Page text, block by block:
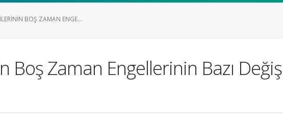
BOŞ ZAMAN ENGE...
Boş Zaman Engellerinin Bazı